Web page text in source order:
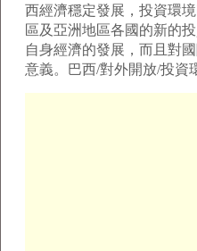
西經濟穩定發展，投資環
區及亞洲地區各國的新的
自身經濟的發展，而且對
意義。巴西/對外開放/投資